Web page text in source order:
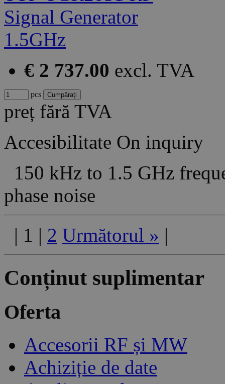
€ 2 737.00 excl. TVA
pcs
preț fără TVA
Accesibilitate On inquiry
150 kHz to 1.5 GHz
phase noise
| 1 | 2 Următorul » |
Conținut suplimentar
Oferta
Accesorii RF și MW
Achiziție de date